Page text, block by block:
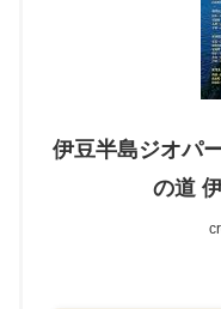
伊豆半島ジオパ
の道